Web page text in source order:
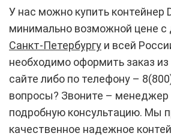
У нас можно купить контейнер
минимально возможной цене с
Санкт-Петербургу и всей
необходимо оформить заказ из
сайте либо по телефону –
вопросы? Звоните – менеджер
подробную консультацию. Мы
качественное надежное